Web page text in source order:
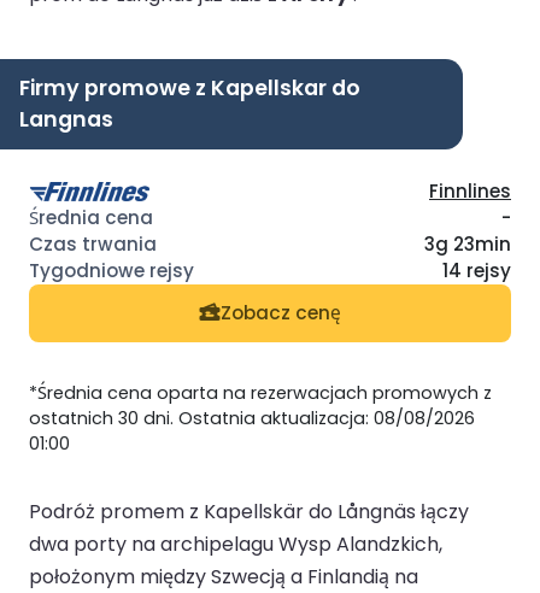
Firmy promowe z Kapellskar do
Langnas
Finnlines
-
3g 23min
14 rejsy
Zobacz cenę
*Średnia cena oparta na rezerwacjach promowych z
ostatnich 30 dni. Ostatnia aktualizacja: 08/08/2026
01:00
Podróż promem z Kapellskär do Långnäs łączy
dwa porty na archipelagu Wysp Alandzkich,
położonym między Szwecją a Finlandią na